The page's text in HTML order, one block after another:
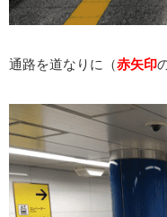
通路を道なりに（赤矢印